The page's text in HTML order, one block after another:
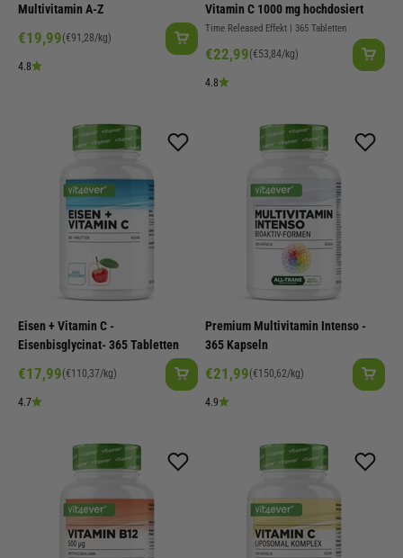
Multivitamin A-Z
Angebot
€19,99(€91,28/kg)
4.8
Vitamin C 1000 mg hochdosiert
Time Released Effekt | 365 Tabletten
Angebot
€22,99(€53,84/kg)
4.8
Eisen + Vitamin C -
Eisenbisglycinat- 365 Tabletten
Angebot
€17,99(€110,37/kg)
4.7
Premium Multivitamin Intenso -
365 Kapseln
Angebot
€21,99(€150,62/kg)
4.9